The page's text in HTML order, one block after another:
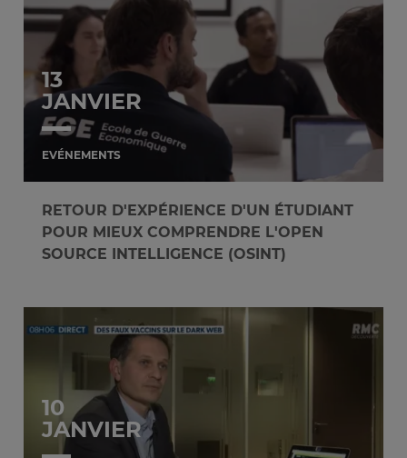
13
JANVIER
EVÉNEMENTS
RETOUR D'EXPÉRIENCE D'UN ÉTUDIANT
POUR MIEUX COMPRENDRE L'OPEN
SOURCE INTELLIGENCE (OSINT)
10
JANVIER